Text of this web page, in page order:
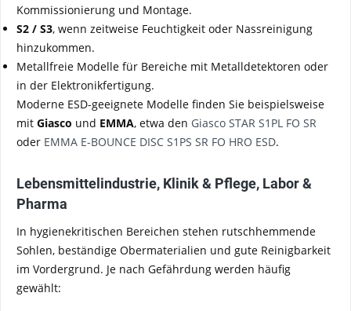
Kommissionierung und Montage.
S2 / S3, wenn zeitweise Feuchtigkeit oder Nassreinigung
hinzukommen.
Metallfreie Modelle für Bereiche mit Metalldetektoren oder
in der Elektronikfertigung.
Moderne ESD-geeignete Modelle finden Sie beispielsweise
mit Giasco und EMMA, etwa den Giasco STAR S1PL FO SR
oder EMMA E-BOUNCE DISC S1PS SR FO HRO ESD.
Lebensmittelindustrie, Klinik & Pflege, Labor &
Pharma
In hygienekritischen Bereichen stehen rutschhemmende
Sohlen, beständige Obermaterialien und gute Reinigbarkeit
im Vordergrund. Je nach Gefährdung werden häufig
gewählt: